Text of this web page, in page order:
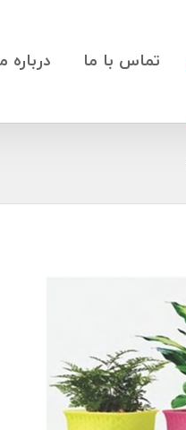
تماس با ما درباره